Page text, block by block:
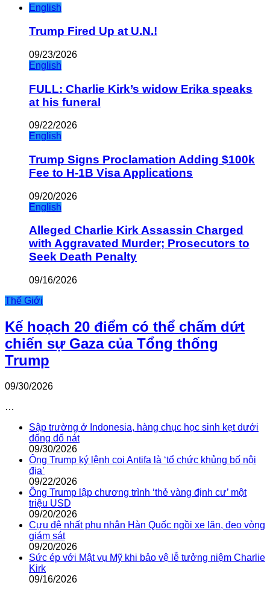
English
Trump Fired Up at U.N.!
09/23/2026
English
FULL: Charlie Kirk’s widow Erika speaks
at his funeral
09/22/2026
English
Trump Signs Proclamation Adding $100k
Fee to H-1B Visa Applications
09/20/2026
English
Alleged Charlie Kirk Assassin Charged
with Aggravated Murder; Prosecutors to
Seek Death Penalty
09/16/2026
Thế Giới
Kế hoạch 20 điểm có thể chấm dứt
chiến sự Gaza của Tổng thống
Trump
09/30/2026
…
Sập trường ở Indonesia, hàng chục học sinh kẹt dưới
đống đổ nát
09/30/2026
Ông Trump ký lệnh coi Antifa là ‘tổ chức khủng bố nội
địa’
09/22/2026
Ông Trump lập chương trình ‘thẻ vàng định cư’ một
triệu USD
09/20/2026
Cựu đệ nhất phu nhân Hàn Quốc ngồi xe lăn, đeo vòng
giám sát
09/20/2026
Sức ép với Mật vụ Mỹ khi bảo vệ lễ tưởng niệm Charlie
Kirk
09/16/2026